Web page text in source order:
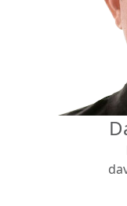
Pie de Playa
USD